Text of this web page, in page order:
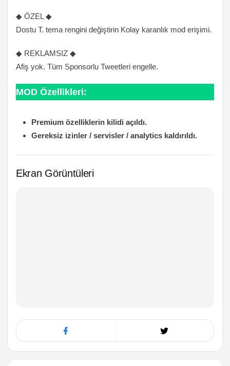
◆ ÖZEL ◆
Dostu T. tema rengini değiştirin Kolay karanlık mod erişimi.
◆ REKLAMSIZ ◆
Afiş yok. Tüm Sponsorlu Tweetleri engelle.
MOD Özellikleri:
Premium özelliklerin kilidi açıldı.
Gereksiz izinler / servisler / analytics kaldırıldı.
Ekran Görüntüleri